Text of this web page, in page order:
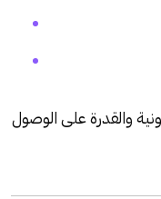
والقدرة على الوصول